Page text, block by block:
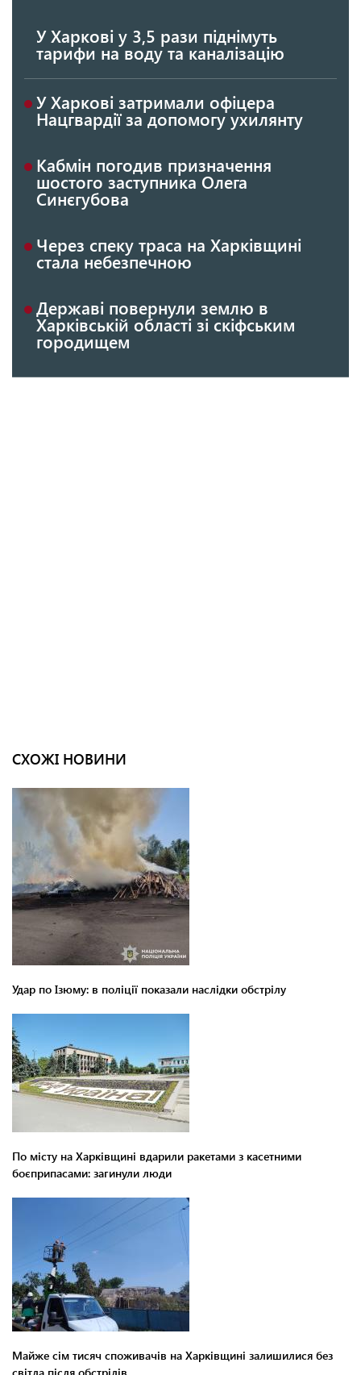
У Харкові у 3,5 рази піднімуть
тарифи на воду та каналізацію
У Харкові затримали офіцера
Нацгвардії за допомогу ухилянту
Кабмін погодив призначення
шостого заступника Олега
Синєгубова
Через спеку траса на Харківщині
стала небезпечною
Державі повернули землю в
Харківській області зі скіфським
городищем
СХОЖІ НОВИНИ
Удар по Ізюму: в поліції показали наслідки обстрілу
По місту на Харківщині вдарили ракетами з касетними
боєприпасами: загинули люди
Майже сім тисяч споживачів на Харківщині залишилися без